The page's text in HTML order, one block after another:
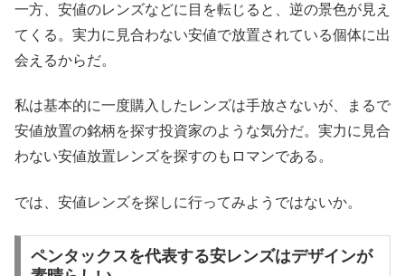
一方、安値のレンズなどに目を転じると、逆の景色が見え
てくる。実力に見合わない安値で放置されている個体に出
会えるからだ。
私は基本的に一度購入したレンズは手放さないが、まるで
安値放置の銘柄を探す投資家のような気分だ。実力に見合
わない安値放置レンズを探すのもロマンである。
では、安値レンズを探しに行ってみようではないか。
ペンタックスを代表する安レンズはデザインが